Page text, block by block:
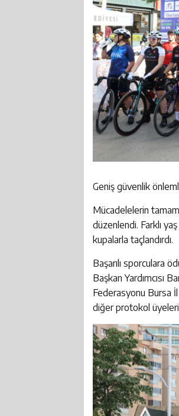
Geniş güvenlik
Mücadelelerin
düzenlendi. Farklı
kupalarla taçlandırdı.
​Başarılı sporculara
Başkan Yardımcısı
Federasyonu Bursa
diğer protokol